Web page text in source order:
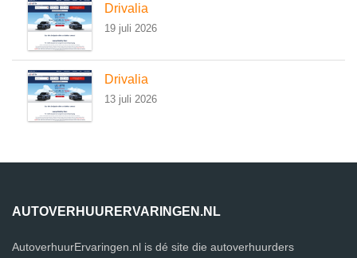
Drivalia
19 juli 2026
Drivalia
13 juli 2026
AUTOVERHUURERVARINGEN.NL
AutoverhuurErvaringen.nl is dé site die autoverhuurders